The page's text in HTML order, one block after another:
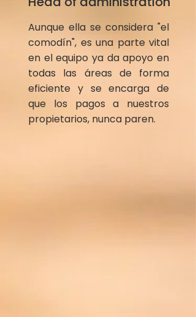
Aunque ella se considera "el
comodín", es una parte vital
en el equipo ya da apoyo en
todas las áreas de forma
eficiente y se encarga de
que los pagos a nuestros
propietarios, nunca paren.